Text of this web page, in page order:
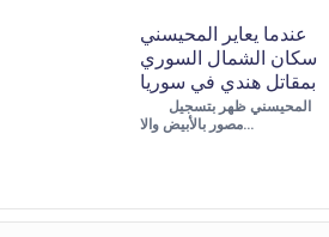
عندما يعاير المحيسني
سكان الشمال السوري
بمقاتل هندي في سوريا
مصور بالأبيض والا…